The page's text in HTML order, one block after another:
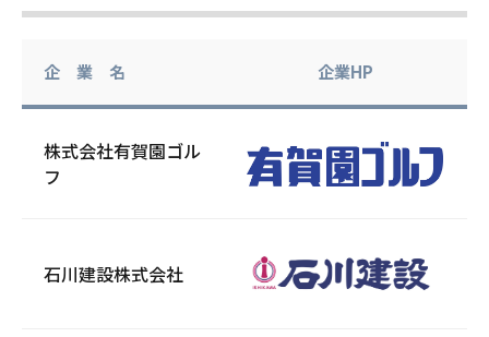
企 業 名 企業HP
株式会社有賀園ゴル
フ
石川建設株式会社